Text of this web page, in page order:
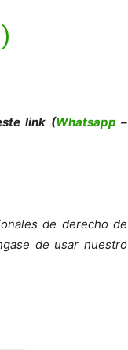
link (Whatsapp –
de derecho de
de usar nuestro